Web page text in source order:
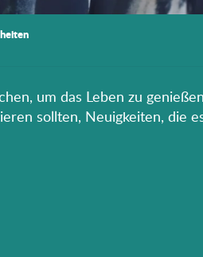
um das Leben zu
sollten, Neuigkeiten,